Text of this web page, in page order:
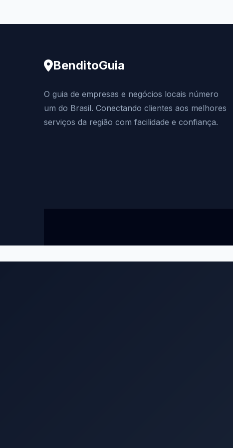
BenditoGuia
O guia de empresas e negócios locais número
um do Brasil. Conectando clientes aos melhores
serviços da região com facilidade e confiança.